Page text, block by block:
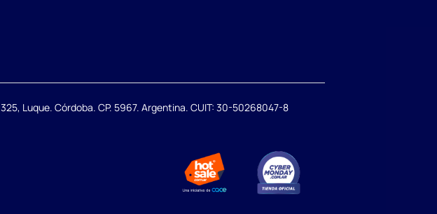
325, Luque. Córdoba. CP. 5967. Argentina. CUIT: 30-50268047-8